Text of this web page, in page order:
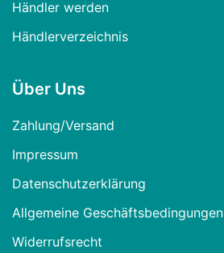
Händler werden
Händlerverzeichnis
Über Uns
Zahlung/Versand
Impressum
Datenschutzerklärung
Allgemeine Geschäftsbedingungen
Widerrufsrecht